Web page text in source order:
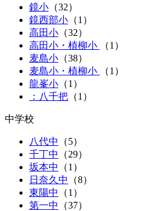
鏡小 （32）
鏡西部小 （1 ）
高田小 （32）
高田小・植柳小
（1 ）
麦島小 （38）
麦島小・植柳小
（1 ）
龍峯小 （1 ）
：八千把 （1）
中学校
八代中 （5）
千丁中
（29）
坂本中
（1 ）
日奈久中
（8）
東陽中
（1 ）
第一中
（37）